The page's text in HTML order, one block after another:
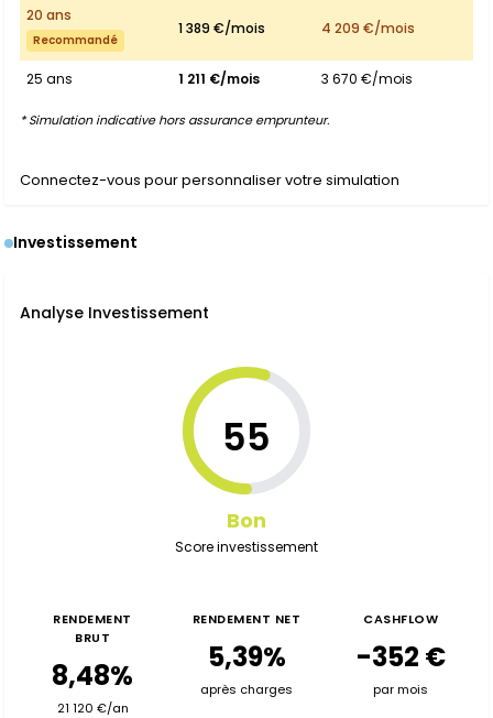
20 ans
Recommandé
1 389 €/mois 4 209 €/mois
25 ans 1 211 €/mois 3 670 €/mois
* Simulation indicative hors assurance emprunteur.
Connectez-vous pour personnaliser votre simulation
Investissement
Analyse Investissement
55
Bon
Score investissement
RENDEMENT
BRUT
8,48%
21 120 €/an
RENDEMENT NET
5,39%
après charges
CASHFLOW
-352 €
par mois